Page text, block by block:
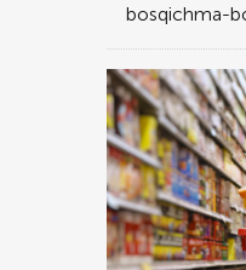
bosqichma-